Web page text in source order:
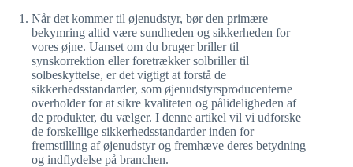
Når det kommer til øjenudstyr, bør den primære
bekymring altid være sundheden og sikkerheden for
vores øjne. Uanset om du bruger briller til
synskorrektion eller foretrækker solbriller til
solbeskyttelse, er det vigtigt at forstå de
sikkerhedsstandarder, som øjenudstyrsproducenterne
overholder for at sikre kvaliteten og pålideligheden af
de produkter, du vælger. I denne artikel vil vi udforske
de forskellige sikkerhedsstandarder inden for
fremstilling af øjenudstyr og fremhæve deres betydning
og indflydelse på branchen.